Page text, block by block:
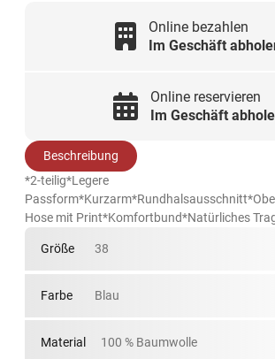
Online bezahlen
Im Geschäft
Online reservieren
Im Geschäft
Beschreibung
*2-teilig*Legere
Hose mit Print*Komfortbund*Natürliches
Größe 38
Farbe Blau
Material 100 % Baumwolle